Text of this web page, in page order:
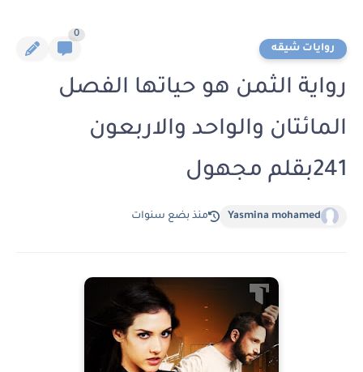
روايات شيقه
0
رواية الثمن هو حياتها الفصل
المائتان والواحد والاربعون
241بقلم مجهول
Yasmina mohamed منذ بضع سنوات